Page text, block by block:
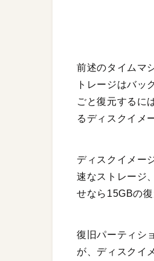
前述のタイムマ
トレージはバッ
ごと復元するに
るディスクイメ
ディスクイメー
速なストレージ
せなら15GBの
復旧パーティシ
が、ディスクイ